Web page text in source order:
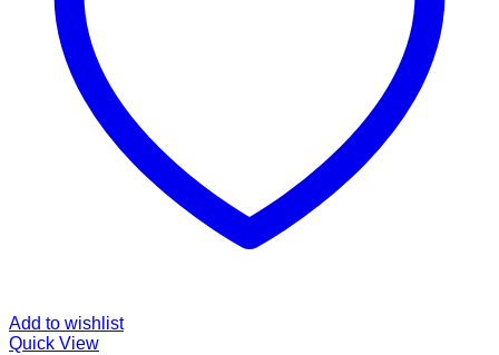
Add to wishlist
Quick View